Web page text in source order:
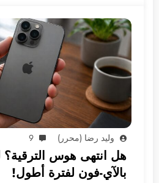
وليد رضا (محرر) 9
هل انتهى هوس الترقية؟
بالآي-فون لفترة أطول!